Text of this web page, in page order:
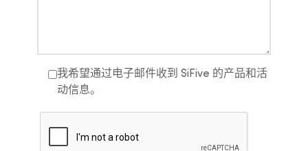
我希望通过电子邮件收到 SiFive 的产品和活
动信息。